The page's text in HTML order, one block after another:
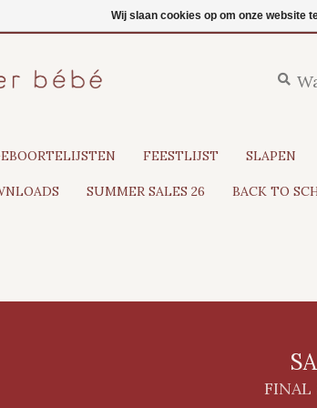
FEESTLIJST SLAPEN
SUMMER SALES 26 BACK TO
FINAL
Wij slaan cookies op om onze website